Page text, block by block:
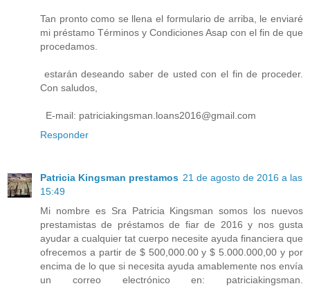
Tan pronto como se llena el formulario de arriba, le enviaré
mi préstamo Términos y Condiciones Asap con el fin de que
procedamos.
estarán deseando saber de usted con el fin de proceder.
Con saludos,
E-mail: patriciakingsman.loans2016@gmail.com
Responder
Patricia Kingsman prestamos 21 de agosto de 2016 a las
15:49
Mi nombre es Sra Patricia Kingsman somos los nuevos
prestamistas de préstamos de fiar de 2016 y nos gusta
ayudar a cualquier tat cuerpo necesite ayuda financiera que
ofrecemos a partir de $ 500,000.00 y $ 5.000.000,00 y por
encima de lo que si necesita ayuda amablemente nos envía
un correo electrónico en: patriciakingsman.